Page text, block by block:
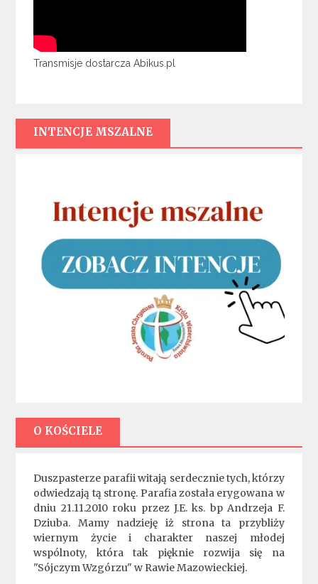
Transmisje dostarcza Abikus.pl
INTENCJE MSZALNE
O KOŚCIELE
Duszpasterze parafii witają serdecznie tych, którzy
odwiedzają tą stronę. Parafia została erygowana w
dniu 21.11.2010 roku przez J.E. ks. bp Andrzeja F.
Dziuba. Mamy nadzieję iż strona ta przybliży
wiernym życie i charakter naszej młodej
wspólnoty, która tak pięknie rozwija się na
"Sójczym Wzgórzu" w Rawie Mazowieckiej.